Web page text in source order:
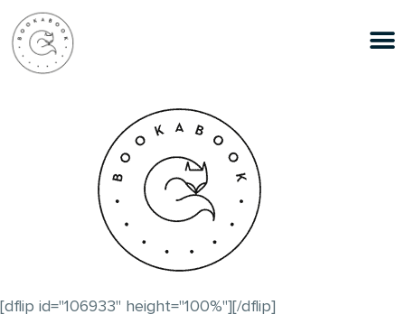
[dflip id="106933" height="100%"][/dflip]